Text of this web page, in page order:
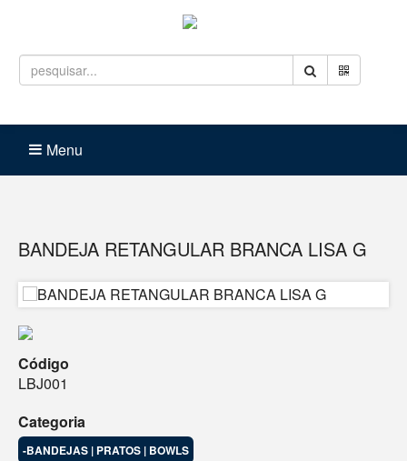
Menu
BANDEJA RETANGULAR BRANCA LISA G
Código
LBJ001
Categoria
-BANDEJAS | PRATOS | BOWLS